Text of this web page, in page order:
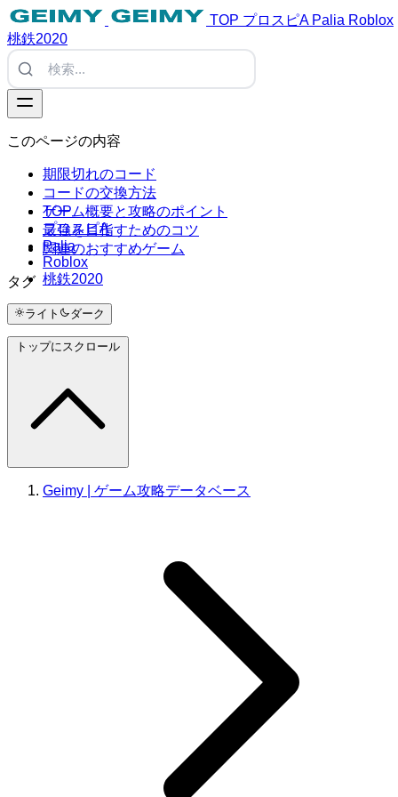
TOP プロスピA Palia Roblox
桃鉄2020
TOP
プロスピA
Palia
Roblox
桃鉄2020
ライト ダーク
このページの内容
期限切れのコード
コードの交換方法
ゲーム概要と攻略のポイント
最強を目指すためのコツ
関連のおすすめゲーム
タグ
#Tags
トップにスクロール
Geimy | ゲーム攻略データベース